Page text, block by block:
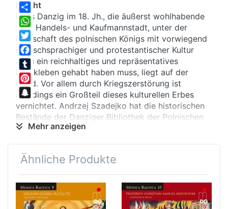
Share
WhatsApp
Twitter
Facebook
Tumblr
Pinterest
Snapchat
Pracht
Dass Danzig im 18. Jh., die äußerst wohlhabende
freie Handels- und Kaufmannstadt, unter der
Herrschaft des polnischen Königs mit vorwiegend
deutschsprachiger und protestantischer Kultur
auch ein reichhaltiges und repräsentatives
Musikleben gehabt haben muss, liegt auf der
Hand. Vor allem durch Kriegszerstörung ist
allerdings ein Großteil dieses kulturellen Erbes
vernichtet. Andrzej Szadejko hat die historischen
Bestände der Danziger Bibliothek der Polnischen
Akademie der Wissenschaften erforscht und dabei
präsentiert er jetzt mit dem Goldberg Baroque
Ensemble sieben barocke Kantaten, die es an
Originalität und Kunstfertigkeit mit den Werken
deutlich berühmterer Zeitgenossen durchaus
aufnehmen können.
Mehr anzeigen
Ähnliche Produkte